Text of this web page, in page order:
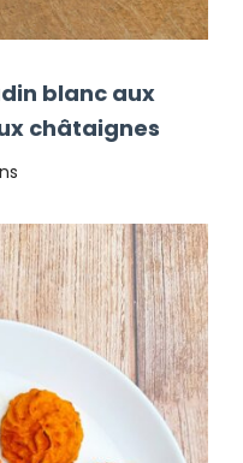
blanc aux
châtaignes